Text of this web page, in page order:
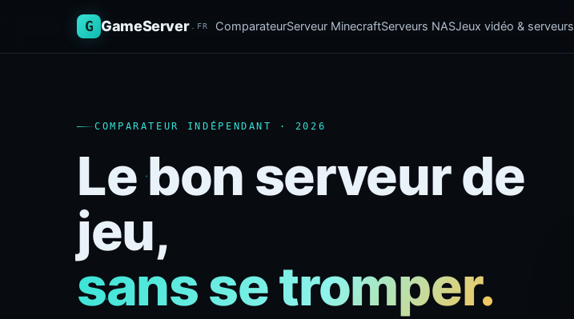
G GameServer .FR ComparateurServeur MinecraftServeurs NASJeux vidéo & serveurs
COMPARATEUR INDÉPENDANT · 2026
Le bon serveur de
jeu,
sans se tromper.